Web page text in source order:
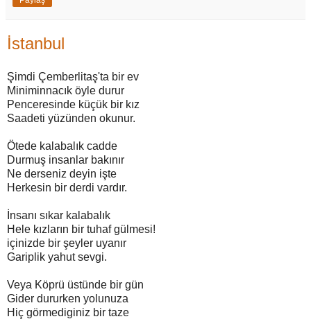
İstanbul
Şimdi Çemberlitaş'ta bir ev
Miniminnacık öyle durur
Penceresinde küçük bir kız
Saadeti yüzünden okunur.
Ötede kalabalık cadde
Durmuş insanlar bakınır
Ne derseniz deyin işte
Herkesin bir derdi vardır.
İnsanı sıkar kalabalık
Hele kızların bir tuhaf gülmesi!
içinizde bir şeyler uyanır
Gariplik yahut sevgi.
Veya Köprü üstünde bir gün
Gider dururken yolunuza
Hiç görmediginiz bir taze